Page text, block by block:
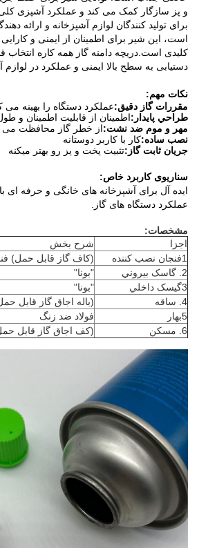
و پز سازگار کمک می کند و عملکرد آشپزی
برای تولید کنندگان لوازم آشپزخانه و ارائه
است، این شیر برای اطمینان از ایمنی و
کلیدی است.دریچه دامنه گاز همه کاره انتخاب
دستیابی به سطح بالا ایمنی و عملکرد در
نکات مهم:
مقررات گاز دقیق:عملکرد دستگاه را بهینه می
طراحي پايدار:اطمینان از قابلیت اطمینان و
مهر و موم ضد نشت:از خطر گاز محافظت می
نصب ساده:کار با کاربر دوستانه
جریان ثابت گاز:تثبيت پخت و پز رو بهتر ميکنه
سناریوی کاربرد خاص:
ایده آل برای آشپزخانه های خانگی و حرفه ای
عملکرد دستگاه های گاز.
مشخصات:
اجزا
شرح بخش
1فنجان نصب کننده
(کاف گاز قابل حمل)
2. گاسک بيروني
"بونا"
3گيسک داخلي
"بونا"
4. ساقه
(باله اجاق گاز قابل
5بهار
فولاد ضد زنگ
6. مسکن
(کف اجاق گاز قابل